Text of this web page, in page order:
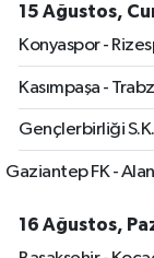
15 Ağustos,
Konyaspor -
Kasımpaşa -
Gençlerbirliği
Gaziantep FK -
16 Ağustos,